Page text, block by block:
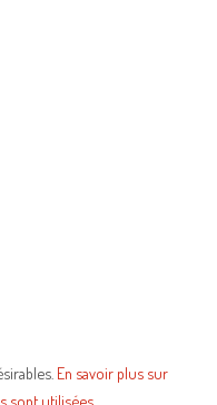
En savoir plus sur
sont utilisées